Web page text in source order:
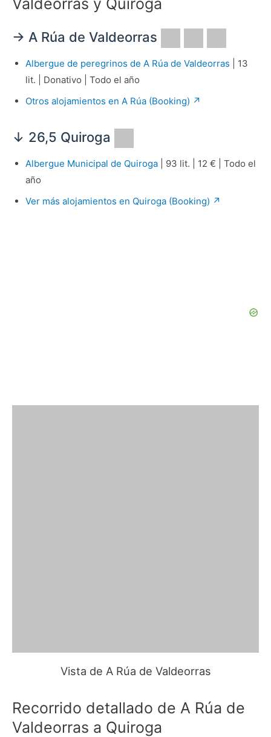
→ A Rúa de Valdeorras
Albergue de peregrinos de A Rúa de Valdeorras | 13
lit. | Donativo | Todo el año
Otros alojamientos en A Rúa (Booking) ↗
↓ 26,5 Quiroga
Albergue Municipal de Quiroga| 93 lit. | 12 € | Todo el
año
Ver más alojamientos en Quiroga (Booking) ↗
Vista de A Rúa de Valdeorras
Recorrido detallado de A Rúa de
Valdeorras a Quiroga